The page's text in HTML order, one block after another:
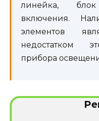
линейка,
включения.
элементов
недостатком
прибора